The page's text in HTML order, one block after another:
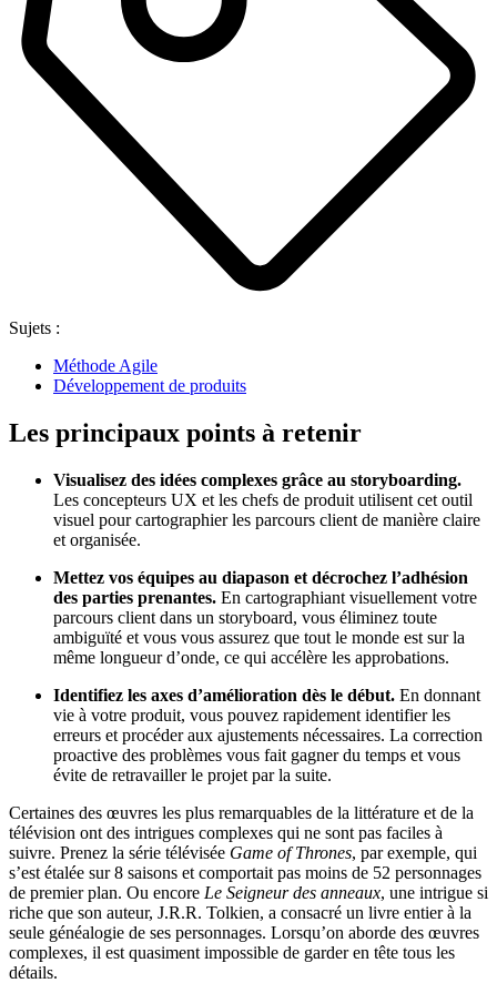
Sujets :
Méthode Agile
Développement de produits
Les principaux points à retenir
Visualisez des idées complexes grâce au storyboarding.
Les concepteurs UX et les chefs de produit utilisent cet outil
visuel pour cartographier les parcours client de manière claire
et organisée.
Mettez vos équipes au diapason et décrochez l’adhésion
des parties prenantes. En cartographiant visuellement votre
parcours client dans un storyboard, vous éliminez toute
ambiguïté et vous vous assurez que tout le monde est sur la
même longueur d’onde, ce qui accélère les approbations.
Identifiez les axes d’amélioration dès le début. En donnant
vie à votre produit, vous pouvez rapidement identifier les
erreurs et procéder aux ajustements nécessaires. La correction
proactive des problèmes vous fait gagner du temps et vous
évite de retravailler le projet par la suite.
Certaines des œuvres les plus remarquables de la littérature et de la
télévision ont des intrigues complexes qui ne sont pas faciles à
suivre. Prenez la série télévisée Game of Thrones, par exemple, qui
s’est étalée sur 8 saisons et comportait pas moins de 52 personnages
de premier plan. Ou encore Le Seigneur des anneaux, une intrigue si
riche que son auteur, J.R.R. Tolkien, a consacré un livre entier à la
seule généalogie de ses personnages. Lorsqu’on aborde des œuvres
complexes, il est quasiment impossible de garder en tête tous les
détails.